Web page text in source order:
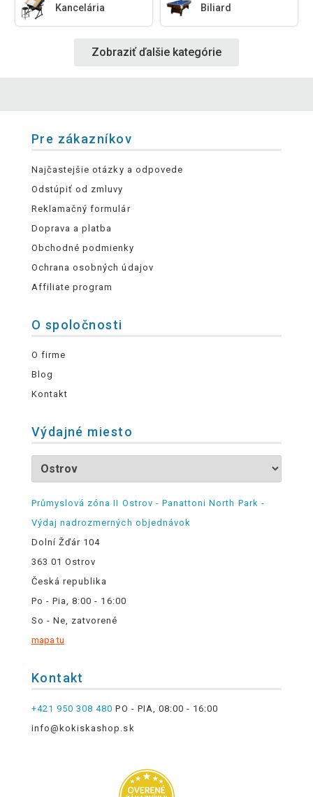
Kancelária Biliard
Zobraziť ďalšie kategórie
Pre zákazníkov
Najčastejšie otázky a odpovede
Odstúpiť od zmluvy
Reklamačný formulár
Doprava a platba
Obchodné podmienky
Ochrana osobných údajov
Affiliate program
O spoločnosti
O firme
Blog
Kontakt
Výdajné miesto
Průmyslová zóna II Ostrov - Panattoni North Park -
Výdaj nadrozmerných objednávok
Dolní Žďár 104
363 01 Ostrov
Česká republika
Po - Pia, 8:00 - 16:00
So - Ne, zatvorené
mapa tu
Kontakt
+421 950 308 480 PO - PIA, 08:00 - 16:00
info@kokiskashop.sk